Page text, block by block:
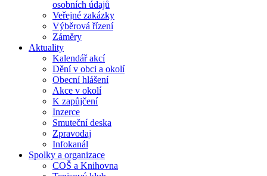
osobních údajů
Veřejné zakázky
Výběrová řízení
Záměry
Aktuality
Kalendář akcí
Dění v obci a okolí
Obecní hlášení
Akce v okolí
K zapůjčení
Inzerce
Smuteční deska
Zpravodaj
Infokanál
Spolky a organizace
COŠ a Knihovna